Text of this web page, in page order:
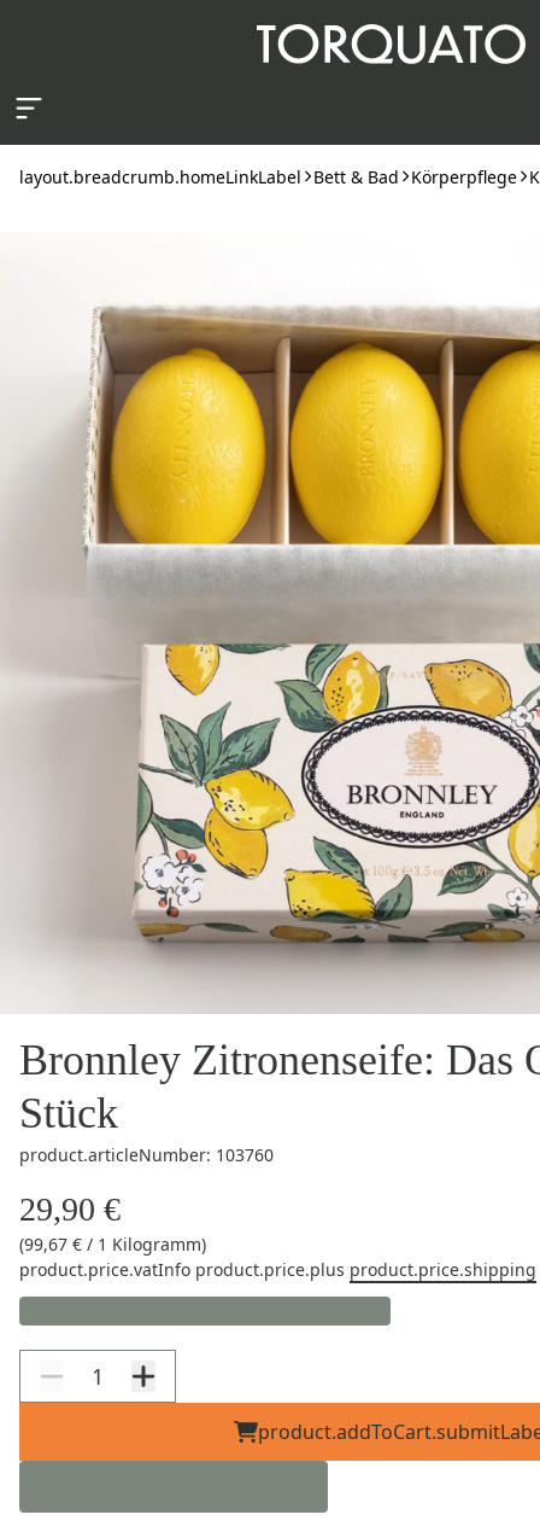
layout.breadcrumb.homeLinkLabel Bett & Bad Körperpflege
Bronnley Zitronenseife: Das
Stück
product.articleNumber: 103760
29,90 €
(99,67 € / 1 Kilogramm)
product.price.vatInfo product.price.plus product.price.shipping